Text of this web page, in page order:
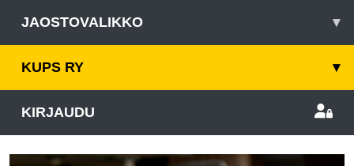
JAOSTOVALIKKO ▾
KUPS RY ▾
KIRJAUDU